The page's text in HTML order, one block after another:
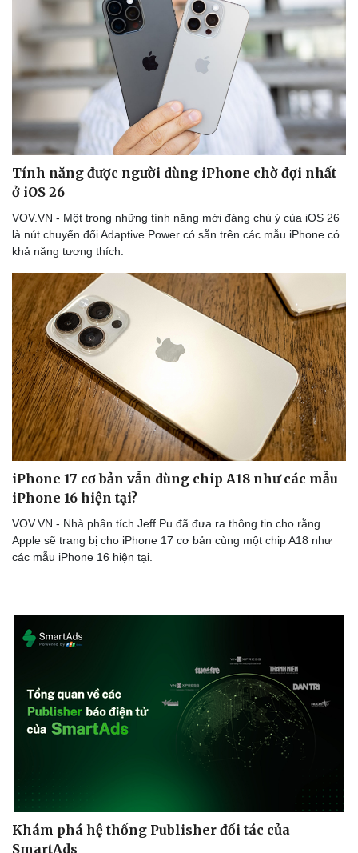
Tính năng được người dùng iPhone chờ đợi nhất
ở iOS 26
VOV.VN - Một trong những tính năng mới đáng chú ý của iOS 26
là nút chuyển đổi Adaptive Power có sẵn trên các mẫu iPhone có
khả năng tương thích.
iPhone 17 cơ bản vẫn dùng chip A18 như các mẫu
iPhone 16 hiện tại?
VOV.VN - Nhà phân tích Jeff Pu đã đưa ra thông tin cho rằng
Apple sẽ trang bị cho iPhone 17 cơ bản cùng một chip A18 như
các mẫu iPhone 16 hiện tại.
Khám phá hệ thống Publisher đối tác của
SmartAds